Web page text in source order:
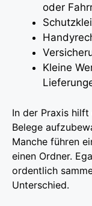
oder
Kleine
In der Praxis
Belege
Manche führen
einen Ordner.
ordentlich
Unterschied.